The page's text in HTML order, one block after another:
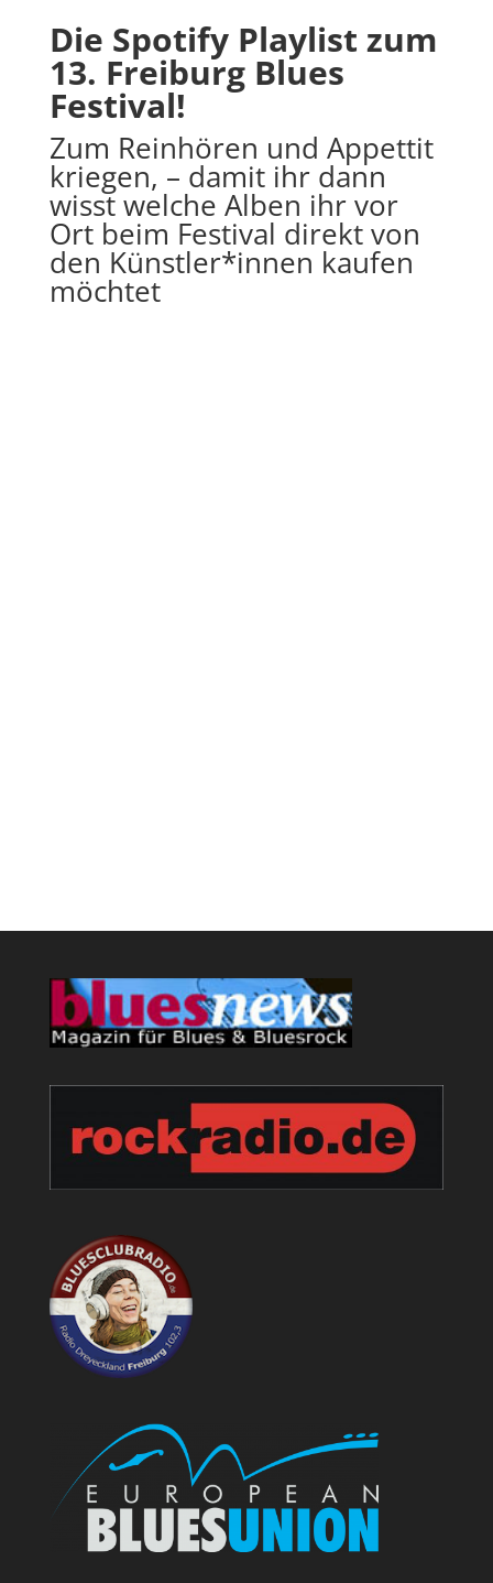
Die Spotify Playlist zum
13. Freiburg Blues
Festival!
Zum Reinhören und Appettit
kriegen, – damit ihr dann
wisst welche Alben ihr vor
Ort beim Festival direkt von
den Künstler*innen kaufen
möchtet